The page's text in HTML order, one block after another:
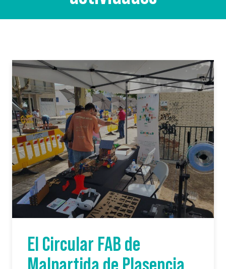
El Circular FAB de
Malpartida de Plasencia